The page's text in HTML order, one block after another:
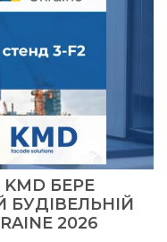
БЕРЕ
2026